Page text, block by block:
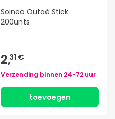
Soineo Outaé Stick
200unts
2,31 €
Verzending binnen 24-72 uur
toevoegen